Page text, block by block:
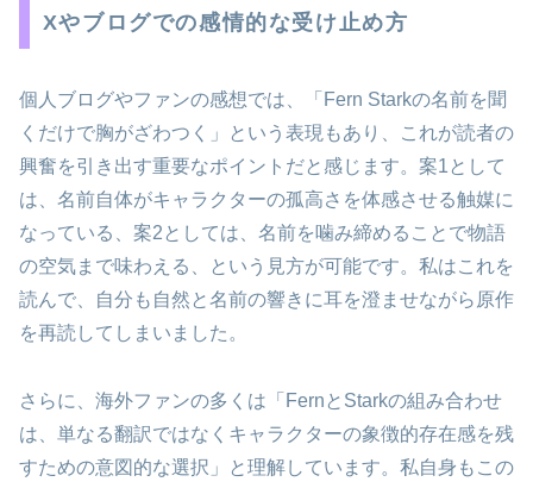
Xやブログでの感情的な受け止め方
個人ブログやファンの感想では、「Fern Starkの名前を聞
くだけで胸がざわつく」という表現もあり、これが読者の
興奮を引き出す重要なポイントだと感じます。案1として
は、名前自体がキャラクターの孤高さを体感させる触媒に
なっている、案2としては、名前を噛み締めることで物語
の空気まで味わえる、という見方が可能です。私はこれを
読んで、自分も自然と名前の響きに耳を澄ませながら原作
を再読してしまいました。
さらに、海外ファンの多くは「FernとStarkの組み合わせ
は、単なる翻訳ではなくキャラクターの象徴的存在感を残
すための意図的な選択」と理解しています。私自身もこの